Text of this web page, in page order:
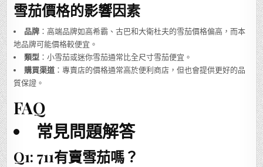
雪茄價格的影響因素
品牌 ：高端品牌如高希霸、古巴和大衛杜夫的雪茄價格偏高，而本
地品牌可能價格較便宜。
類型 ：小雪茄或迷你雪茄通常比全尺寸雪茄便宜。
購買渠道 ：專賣店的價格通常高於便利商店，但也會提供更好的品
質保證。
FAQ
常見問題解答
Q1: 711有賣雪茄嗎？